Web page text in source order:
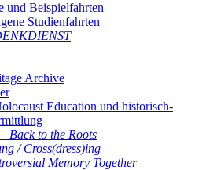
und Beispielfahrten
Studienfahrten
Archive
Education und historisch-
Back to the Roots
/ Cross(dress)ing
Memory Together